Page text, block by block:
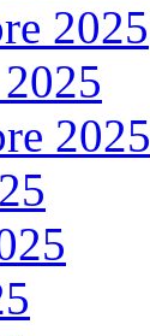
2025
2025